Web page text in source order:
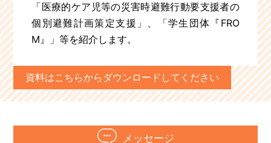
「医療的ケア児等の災害時避難行動要支援者の
個別避難計画策定支援」、「学生団体『FRO
M』」等を紹介します。
資料はこちらからダウンロードしてください
メッセージ